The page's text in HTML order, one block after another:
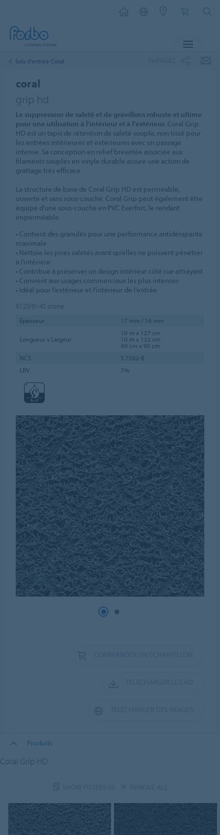
Sols d’entrée Coral
coral
grip hd
Le suppresseur de saleté et de gravillons robuste et ultime
pour une utilisation à l’intérieur et à l’extérieur. Coral Grip
HD est un tapis de rétention de saleté souple, non tissé pour
les entrées intérieures et extérieures avec un passage
intense. Sa conception en relief brevetée associée aux
filaments souples en vinyle durable assure une action de
grattage très efficace.
La structure de base de Coral Grip HD est perméable,
ouverte et sans sous-couche. Coral Grip peut également être
équipé d’une sous-couche en PVC Everfort, le rendant
imperméable.
• Contient des granulés pour une performance antidérapante
maximale
• Nettoie les pires saletés avant qu’elles ne puissent pénétrer
à l’intérieur
• Contribue à préserver un design intérieur côté rue attrayant
• Convient aux usages commerciaux les plus intenses
• Idéal pour l’extérieur et l’intérieur de l’entrée
6120/6140 stone
Épaisseur 17 mm / 16 mm
Longueur x Largeur
10 m x 127 cm
10 m x 122 cm
60 cm x 90 cm
NCS
S 7502-B
LRV
7%
Produits
Coral Grip HD